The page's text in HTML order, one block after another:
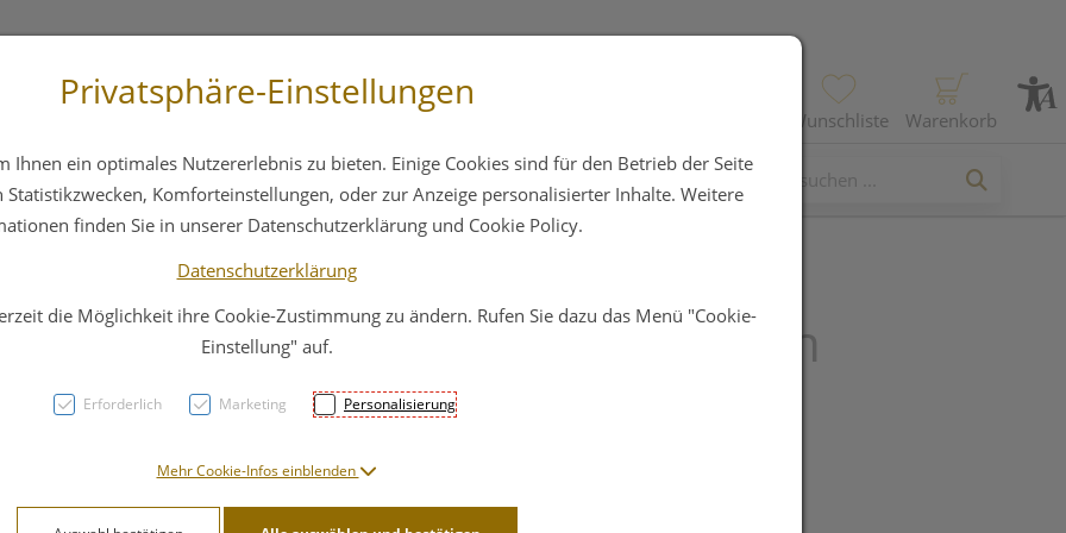
Wunschliste Warenkorb
Hautpflege Familie Nahrungsergänzung
Ambrax Tabletten
PZN: 2976828
Privatsphäre-Einstellungen
Ihnen ein optimales Nutzererlebnis zu bieten. Einige Cookies sind für den Betrieb der Seite
Komforteinstellungen, oder zur Anzeige personalisierter Inhalte. Weitere
finden Sie in unserer Datenschutzerklärung und Cookie Policy.
Datenschutzerklärung
die Möglichkeit ihre Cookie-Zustimmung zu ändern. Rufen Sie dazu das Menü "Cookie-
Einstellung" auf.
Erforderlich Marketing Personalisierung
Mehr Cookie-Infos einblenden